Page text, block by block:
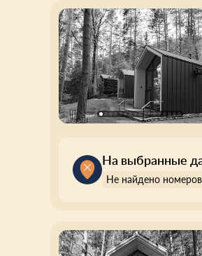
На выбранные
Не найдено